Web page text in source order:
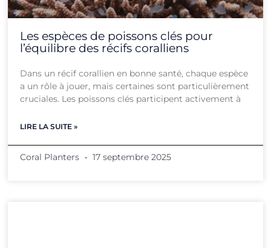
Les espèces de poissons clés pour
l’équilibre des récifs coralliens
Dans un récif corallien en bonne santé, chaque espèce
a un rôle à jouer, mais certaines sont particulièrement
cruciales. Les poissons clés participent activement à
LIRE LA SUITE »
Coral Planters 17 septembre 2025